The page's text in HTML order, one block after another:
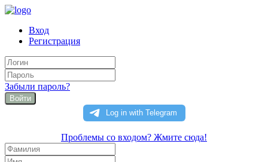
Вход
Регистрация
Забыли пароль?
Войти
Проблемы со входом? Жмите сюда!